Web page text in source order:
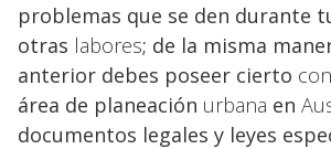
problemas que se den durante
otras labores; de la misma
anterior debes poseer cierto
área de planeación urbana en
documentos legales y leyes